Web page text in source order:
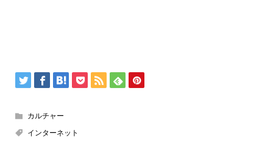
カルチャー
インターネット